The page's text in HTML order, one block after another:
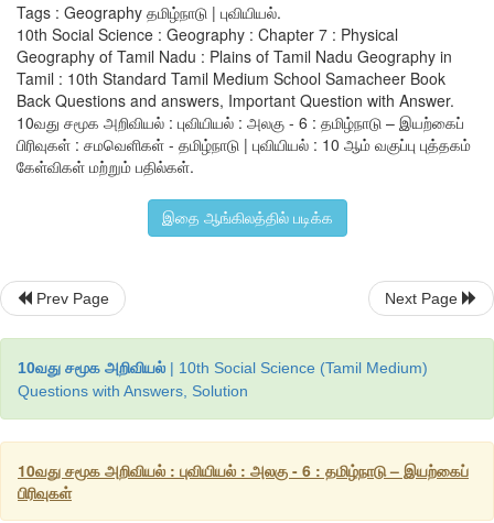
Tags : Geography தமிழ்நாடு | புவியியல்.
10th Social Science : Geography : Chapter 7 : Physical
Geography of Tamil Nadu : Plains of Tamil Nadu Geography in
Tamil : 10th Standard Tamil Medium School Samacheer Book
Back Questions and answers, Important Question with Answer.
10வது சமூக அறிவியல் : புவியியல் : அலகு - 6 : தமிழ்நாடு – இயற்கைப்
பிரிவுகள் : சமவெளிகள் - தமிழ்நாடு | புவியியல் : 10 ஆம் வகுப்பு புத்தகம்
கேள்விகள் மற்றும் பதில்கள்.
இதை ஆங்கிலத்தில் படிக்க
Prev Page Next Page
10வது சமூக அறிவியல் | 10th Social Science (Tamil Medium)
Questions with Answers, Solution
10வது சமூக அறிவியல் : புவியியல் : அலகு - 6 : தமிழ்நாடு – இயற்கைப்
பிரிவுகள்